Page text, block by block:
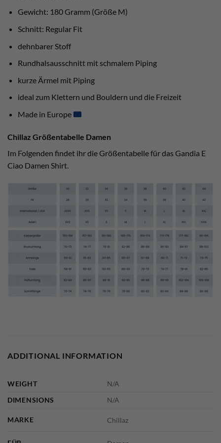
Gewicht: 180 Gramm (Größe M)
Schnitt: Regular Fit
dehnbarer Stoff
Rundhalsausschnitt mit schmalem Piping
kurze Ärmel mit Piping
ideal zum Klettern und Bouldern und die Freizeit
Made in Europe
Chillaz Größentabelle Damen
Im Folgenden findet ihr die Größentabelle für das Gandia E
Ciao Damen Shirt.
ADDITIONAL INFORMATION
WEIGHT
N/A
DIMENSIONS
N/A
MARKE Chillaz